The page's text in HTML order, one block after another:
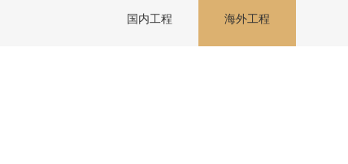
国内工程 海外工程